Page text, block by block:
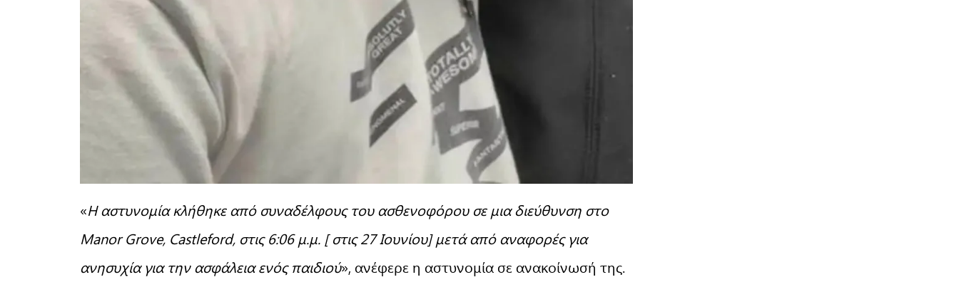
«Η αστυνομία κλήθηκε από συναδέλφους του ασθενοφόρου σε μια διεύθυνση στο
Manor Grove, Castleford, στις 6:06 μ.μ. [ στις 27 Ιουνίου] μετά από αναφορές για
ανησυχία για την ασφάλεια ενός παιδιού», ανέφερε η αστυνομία σε ανακοίνωσή της.